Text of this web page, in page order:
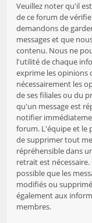
Veuillez noter qu'il
de ce forum de
demandons de
messages et que
contenu. Nous ne
l'utilité de chaque
exprime les opinions
nécessairement les
de ses filiales ou du
qu'un message est
notifier
forum. L'équipe et le
de supprimer tout
répréhensible dans
retrait est
possible que les
modifiés ou
également aux
membres.